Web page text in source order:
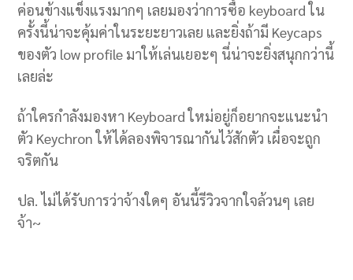
ค่อนข้างแข็งแรงมากๆ เลยมองว่าการซื้อ keyboard ใน
ครั้งนี้น่าจะคุ้มค่าในระยะยาวเลย และยิ่งถ้ามี Keycaps
ของตัว low profile มาให้เล่นเยอะๆ นี่น่าจะยิ่งสนุกกว่านี้
เลยล่ะ
ถ้าใครกำลังมองหา Keyboard ใหม่อยู่ก็อยากจะแนะนำ
ตัว Keychron ให้ได้ลองพิจารณากันไว้สักตัว เผื่อจะถูก
จริตกัน
ปล. ไม่ได้รับการว่าจ้างใดๆ อันนี้รีวิวจากใจล้วนๆ เลย
จ้า~